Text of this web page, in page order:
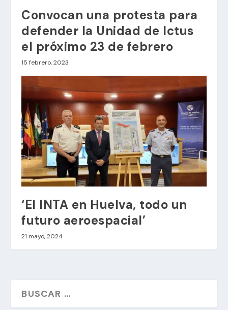
Convocan una protesta para
defender la Unidad de Ictus
el próximo 23 de febrero
15 febrero, 2023
‘El INTA en Huelva, todo un
futuro aeroespacial’
21 mayo, 2024